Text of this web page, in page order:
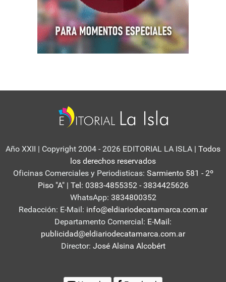
Año XXII | Copyright 2004 - 2026 EDITORIAL LA ISLA | Todos
los derechos reservados
Oficinas Comerciales y Periodisticas: Sarmiento 581 - 2º
Piso "A" | Tel: 0383-4855352 - 3834425626
WhatsApp: 3834800352
Redacción: E-Mail: info@eldiariodecatamarca.com.ar
Departamento Comercial: E-Mail:
publicidad@eldiariodecatamarca.com.ar
Director: José Alsina Alcobért